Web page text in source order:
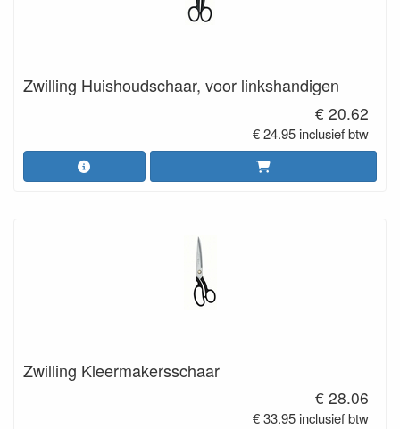
Zwilling Huishoudschaar, voor linkshandigen
€ 20.62
€ 24.95 inclusief btw
Zwilling Kleermakersschaar
€ 28.06
€ 33.95 inclusief btw